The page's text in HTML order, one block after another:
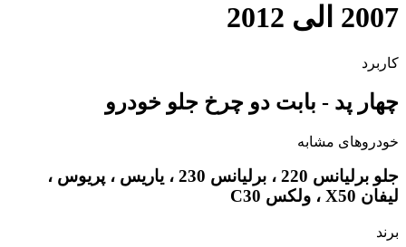
2007 الی 2012
کاربرد
چهار پد - بابت دو چرخ جلو خودرو
خودروهای مشابه
جلو برلیانس 220 ، برلیانس 230 ، یاریس ، پریوس ،
لیفان X50 ، ولکس C30
برند